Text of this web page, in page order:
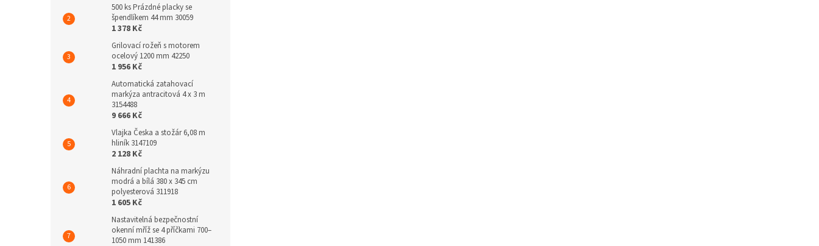
500 ks Prázdné placky se
špendlíkem 44 mm 30059
1 378 Kč
Grilovací rožeň s motorem
ocelový 1200 mm 42250
1 956 Kč
Automatická zatahovací
markýza antracitová 4 x 3 m
3154488
9 666 Kč
Vlajka Česka a stožár 6,08 m
hliník 3147109
2 128 Kč
Náhradní plachta na markýzu
modrá a bílá 380 x 345 cm
polyesterová 311918
1 605 Kč
Nastavitelná bezpečnostní
okenní mříž se 4 příčkami 700–
1050 mm 141386